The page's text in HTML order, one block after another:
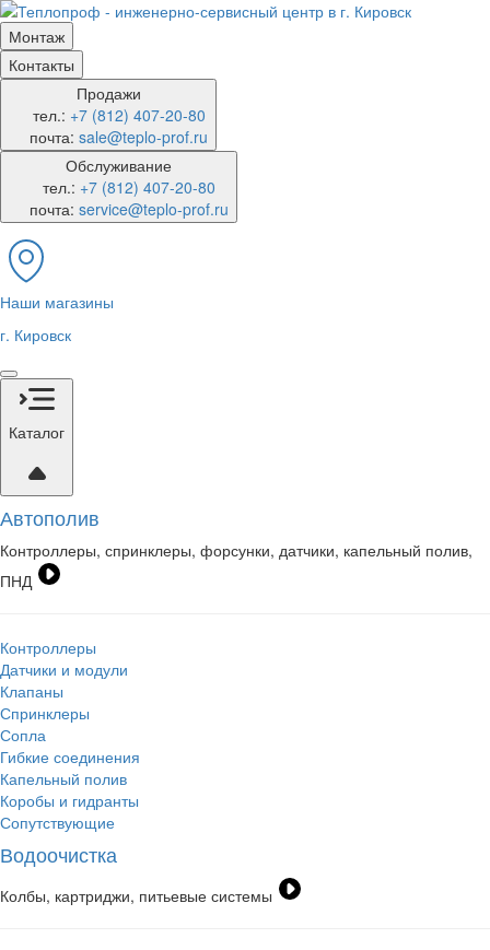
Монтаж
Контакты
Продажи
тел.: +7 (812) 407-20-80
почта: sale@teplo-prof.ru
Обслуживание
тел.: +7 (812) 407-20-80
почта: service@teplo-prof.ru
Наши магазины
г. Кировск
Каталог
Автополив
Контроллеры, спринклеры, форсунки, датчики, капельный полив,
ПНД
Контроллеры
Датчики и модули
Клапаны
Спринклеры
Сопла
Гибкие соединения
Капельный полив
Коробы и гидранты
Сопутствующие
Водоочистка
Колбы, картриджи, питьевые системы